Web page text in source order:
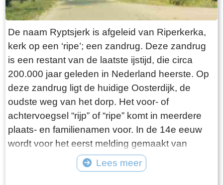
basisscholen, een praktijkschool voor
veehouderij en een aantal winkels en zakelijke
(familie)bedrijven. De grootste werkgever is het
zorgcentrum “It Skewiel” wat in de hele
Trynwâden opereert. De ouderen uit de
Trynwâden kunnen voor hun ontspanning
terecht in het zorgcentrum Heemstra State,
waarop allerlei gebied wel wat te vinden is voor
de 55 plussers. Voor de Trynwâdster jongeren
worden er regelmatig discoavonden
georganiseerd in het BOB- gebouw of in
kerkelijke gebouw Pro Rege. Verder valt nog te
van der Zwaag
De naam Ryptsjerk is afgeleid van Riperkerka,
kerk op een ‘ripe’; een zandrug. Deze zandrug
is een restant van de laatste ijstijd, die circa
200.000 jaar geleden in Nederland heerste. Op
deze zandrug ligt de huidige Oosterdijk, de
oudste weg van het dorp. Het voor- of
achtervoegsel “rijp” of “ripe” komt in meerdere
plaats- en familienamen voor. In de 14e eeuw
wordt voor het eerst melding gemaakt van
Riperkerka, een nederzetting van vissers,
turfmakers en rietsnijders. De rietcultuur en het
Lees meer